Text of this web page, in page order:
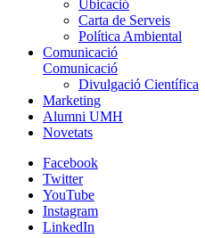
Ubicació
Carta de Serveis
Política Ambiental
Comunicació
Comunicació
Divulgació Científica
Marketing
Alumni UMH
Novetats
Facebook
Twitter
YouTube
Instagram
LinkedIn